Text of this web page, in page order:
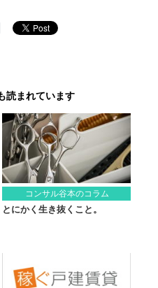
読まれています
コンサル谷本のコラム
とにかく生き抜くこと。